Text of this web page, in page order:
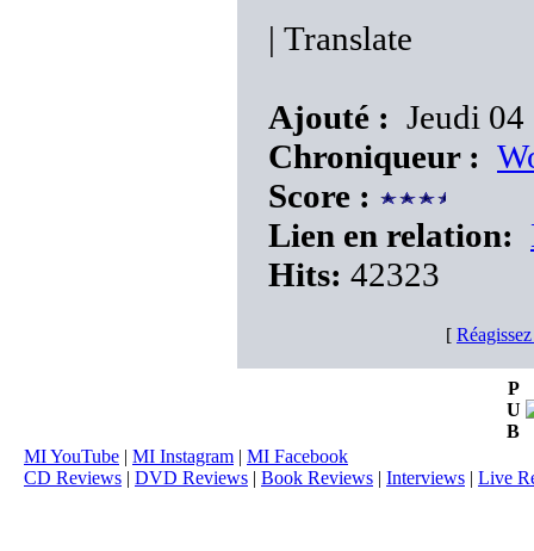
| Translate
Ajouté : Jeudi 04
Chroniqueur :
Score :
Lien en relation:
Hits: 42323
[
P
U
B
MI YouTube | MI Instagram | MI Facebook
CD Reviews | DVD Reviews | Book Reviews | Interviews | Live